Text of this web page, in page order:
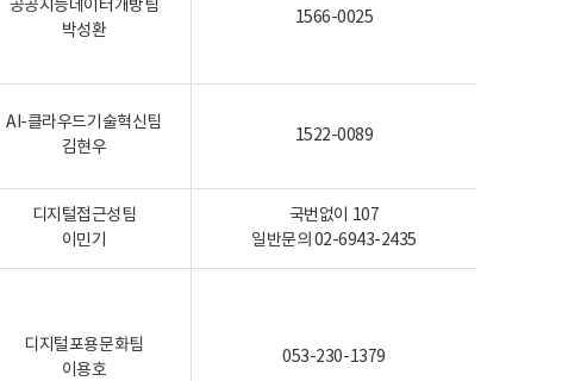
공공지능데이터개방팀
박성환
1566-0025
AI-클라우드기술혁신팀
김현우
1522-0089
디지털접근성팀
이민기
국번없이 107
일반문의 02-6943-2435
디지털포용문화팀
이용호
053-230-1379